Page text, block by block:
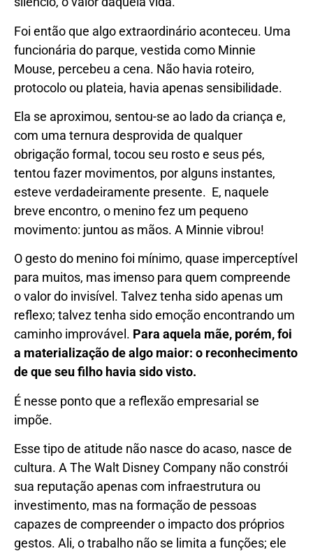
Foi então que algo extraordinário aconteceu. Uma
funcionária do parque, vestida como Minnie
Mouse, percebeu a cena. Não havia roteiro,
protocolo ou plateia, havia apenas sensibilidade.
Ela se aproximou, sentou-se ao lado da criança e,
com uma ternura desprovida de qualquer
obrigação formal, tocou seu rosto e seus pés,
tentou fazer movimentos, por alguns instantes,
esteve verdadeiramente presente. E, naquele
breve encontro, o menino fez um pequeno
movimento: juntou as mãos. A Minnie vibrou!
O gesto do menino foi mínimo, quase imperceptível
para muitos, mas imenso para quem compreende
o valor do invisível. Talvez tenha sido apenas um
reflexo; talvez tenha sido emoção encontrando um
caminho improvável. Para aquela mãe, porém, foi
a materialização de algo maior: o reconhecimento
de que seu filho havia sido visto.
É nesse ponto que a reflexão empresarial se
impõe.
Esse tipo de atitude não nasce do acaso, nasce de
cultura. A The Walt Disney Company não constrói
sua reputação apenas com infraestrutura ou
investimento, mas na formação de pessoas
capazes de compreender o impacto dos próprios
gestos. Ali, o trabalho não se limita a funções; ele